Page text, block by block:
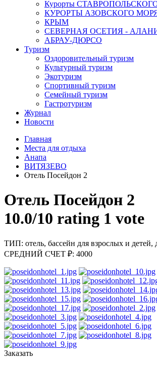
Курорты
КУРОРТЫ АЗОВСКОГО
КРЫМ
СЕВЕРНАЯ ОСЕТИЯ -
АБРАУ-ДЮРСО
Туризм
Оздоровительный туризм
Культурный туризм
Экотуризм
Спортивный туризм
Семейный туризм
Гастротуризм
Журнал
Новости
Главная
Места для отдыха
Анапа
ВИТЯЗЕВО
Отель Посейдон 2
Отель Посейдон 2
10.0/10 rating 1 vote
ТИП: отель, бассейн для взрослых и детей,
СРЕДНИЙ СЧЕТ ₽: 4000
Заказать